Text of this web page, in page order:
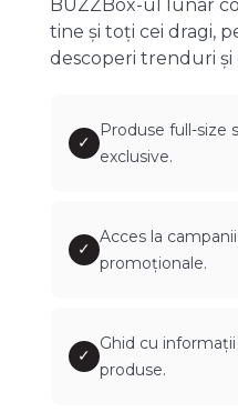
BUZZBox-ul lunar
tine și toți cei dragi,
descoperi trenduri și
✓
Produse full-size
exclusive.
✓
Acces la
promoționale.
✓
Ghid cu
produse.